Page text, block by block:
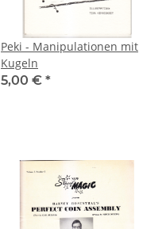
Peki - Manipulationen mit
Kugeln
5,00 € *